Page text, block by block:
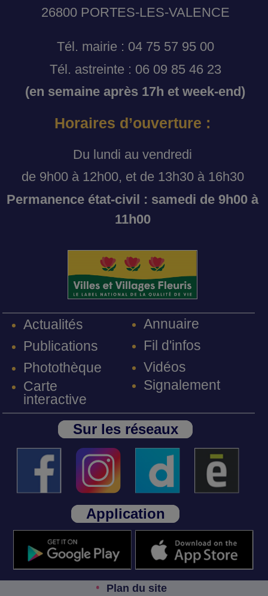
26800 PORTES-LES-VALENCE
Tél. mairie : 04 75 57 95 00
Tél. astreinte : 06 09 85 46 23
(en semaine après 17h et week-end)
Horaires d’ouverture :
Du lundi au vendredi
de 9h00 à 12h00, et de 13h30 à 16h30
Permanence état-civil : samedi de 9h00 à
11h00
Actualités
Publications
Photothèque
Carte
interactive
Annuaire
Fil d'infos
Vidéos
Signalement
Sur les réseaux
Application
Plan du site